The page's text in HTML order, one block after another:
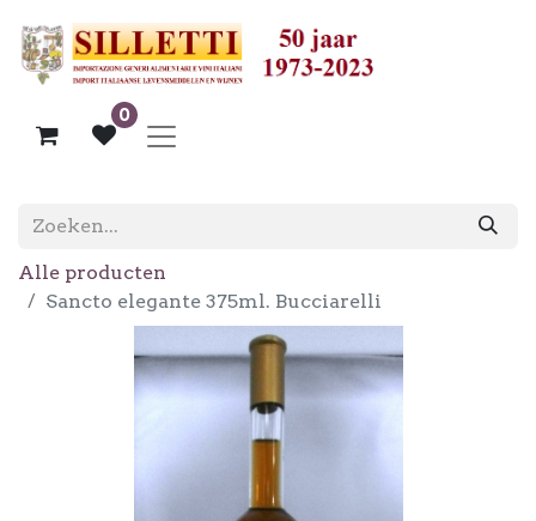
0
Alle producten
Sancto elegante 375ml. Bucciarelli